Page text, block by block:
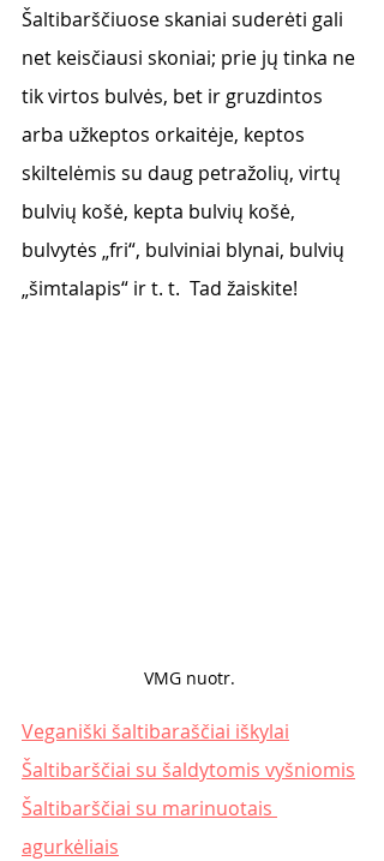
Šaltibarščiuose skaniai suderėti gali
net keisčiausi skoniai; prie jų tinka ne
tik virtos bulvės, bet ir gruzdintos
arba užkeptos orkaitėje, keptos
skiltelėmis su daug petražolių, virtų
bulvių košė, kepta bulvių košė,
bulvytės „fri“, bulviniai blynai, bulvių
„šimtalapis“ ir t. t.  Tad žaiskite!
VMG nuotr.
Veganiški šaltibaraščiai iškylai
Šaltibarščiai su šaldytomis vyšniomis
Šaltibarščiai su marinuotais
agurkėliais